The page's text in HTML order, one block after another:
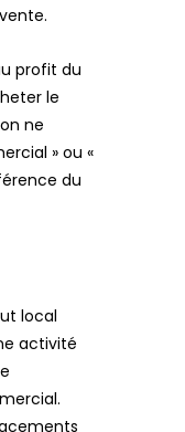
profit du
le
ne
» ou «
du
local
activité